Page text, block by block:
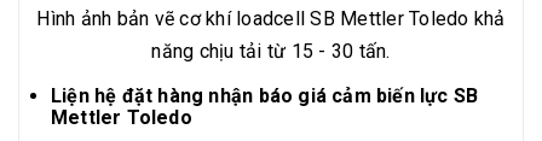
Hình ảnh bản vẽ cơ khí loadcell SB Mettler Toledo khả
năng chịu tải từ 15 - 30 tấn.
Liện hệ đặt hàng nhận báo giá cảm biến lực SB
Mettler Toledo